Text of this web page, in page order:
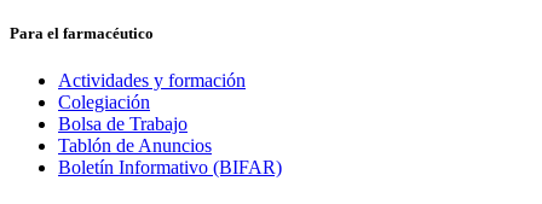
Para el farmacéutico
Actividades y formación
Colegiación
Bolsa de Trabajo
Tablón de Anuncios
Boletín Informativo (BIFAR)